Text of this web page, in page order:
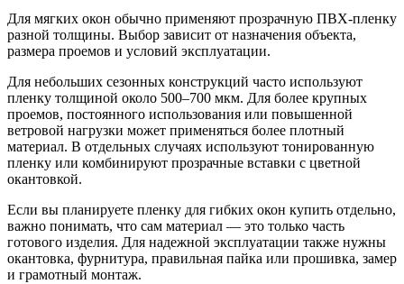
Для мягких окон обычно применяют прозрачную ПВХ-пленку
разной толщины. Выбор зависит от назначения объекта,
размера проемов и условий эксплуатации.
Для небольших сезонных конструкций часто используют
пленку толщиной около 500–700 мкм. Для более крупных
проемов, постоянного использования или повышенной
ветровой нагрузки может применяться более плотный
материал. В отдельных случаях используют тонированную
пленку или комбинируют прозрачные вставки с цветной
окантовкой.
Если вы планируете пленку для гибких окон купить отдельно,
важно понимать, что сам материал — это только часть
готового изделия. Для надежной эксплуатации также нужны
окантовка, фурнитура, правильная пайка или прошивка, замер
и грамотный монтаж.